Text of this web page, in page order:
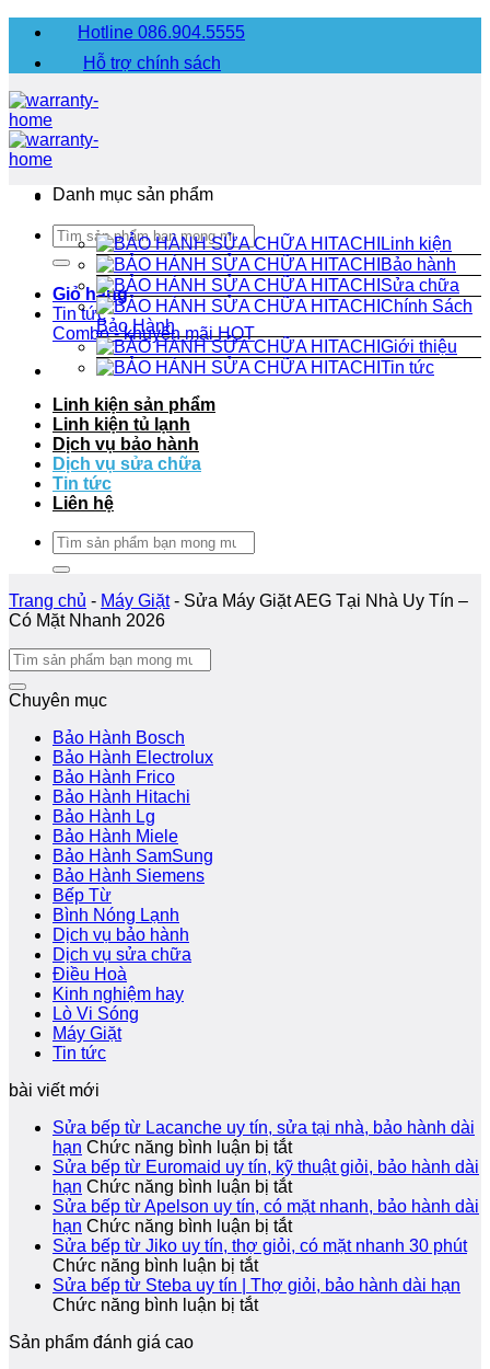
Hotline 086.904.5555
Hỗ trợ chính sách
Tìm
kiếm:
Giỏ hàng
Tin tức
Combo - khuyến mãi HOT
Danh mục sản phẩm
Linh kiện
Bảo hành
Sửa chữa
Chính Sách
Bảo Hành
Giới thiệu
Tin tức
Linh kiện sản phẩm
Linh kiện tủ lạnh
Dịch vụ bảo hành
Dịch vụ sửa chữa
Tin tức
Liên hệ
Tìm
kiếm:
Trang chủ - Máy Giặt- Sửa Máy Giặt AEG Tại Nhà Uy Tín –
Có Mặt Nhanh 2026
Chuyên mục
Bảo Hành Bosch
Bảo Hành Electrolux
Bảo Hành Frico
Bảo Hành Hitachi
Bảo Hành Lg
Bảo Hành Miele
Bảo Hành SamSung
Bảo Hành Siemens
Bếp Từ
Bình Nóng Lạnh
Dịch vụ bảo hành
Dịch vụ sửa chữa
Điều Hoà
Kinh nghiệm hay
Lò Vi Sóng
Máy Giặt
Tin tức
bài viết mới
Sửa bếp từ Lacanche uy tín, sửa tại nhà, bảo hành dài
hạn Chức năng bình luận bị tắtở
Sửa
bếp
từ
Lacanche
uy
sửa
Sửa bếp từ Euromaid uy tín, kỹ thuật giỏi, bảo hành dài
hạn Chức năng bình luận bị tắtở
Sửa
bếp
từ
uy
Sửa bếp từ Apelson uy tín, có mặt nhanh, bảo hành dài
hạn Chức năng bình luận bị tắtở
Sửa
từ
Sửa bếp từ Jiko uy tín, thợ giỏi, có mặt nhanh 30 phút
Chức năng bình luận bị tắtở
Sửa
bếp
Sửa bếp từ Steba uy tín | Thợ giỏi, bảo hành dài hạn
Chức năng bình luận bị tắtở
Sản phẩm đánh giá cao